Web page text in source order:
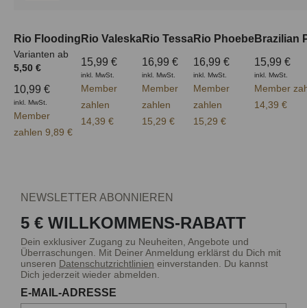
Rio Flooding
Varianten ab
5,50 €
10,99 €
inkl. MwSt.
Member
zahlen 9,89 €
Rio Valeska
15,99 €
inkl. MwSt.
Member
zahlen
14,39 €
Rio Tessa
16,99 €
inkl. MwSt.
Member
zahlen
15,29 €
Rio Phoebe
16,99 €
inkl. MwSt.
Member
zahlen
15,29 €
Brazilian
15,99 €
inkl. MwSt.
Member
14,39 €
NEWSLETTER ABONNIEREN
5 € WILLKOMMENS-RABATT
Dein exklusiver Zugang zu Neuheiten, Angebote und
Überraschungen. Mit Deiner Anmeldung erklärst du Dich mit
unseren Datenschutzrichtlinien einverstanden. Du kannst
Dich jederzeit wieder abmelden.
E-MAIL-ADRESSE